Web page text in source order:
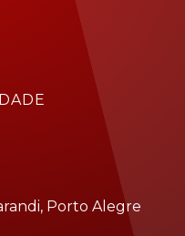
Porto Alegre